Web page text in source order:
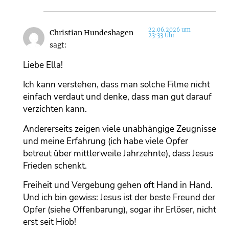
Christian Hundeshagen
sagt:
22.06.2026 um
23:33 Uhr
Liebe Ella!
Ich kann verstehen, dass man solche Filme nicht
einfach verdaut und denke, dass man gut darauf
verzichten kann.
Andererseits zeigen viele unabhängige Zeugnisse
und meine Erfahrung (ich habe viele Opfer
betreut über mittlerweile Jahrzehnte), dass Jesus
Frieden schenkt.
Freiheit und Vergebung gehen oft Hand in Hand.
Und ich bin gewiss: Jesus ist der beste Freund der
Opfer (siehe Offenbarung), sogar ihr Erlöser, nicht
erst seit Hiob!